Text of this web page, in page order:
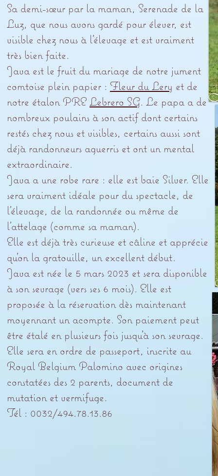
Sa demi-sœur par la maman, Serenade de la
Luz, que nous avons gardé pour élever, est
visible chez nous à l’élevage et est vraiment
très bien faite.
Java est le fruit du mariage de notre jument
comtoise plein papier : Fleur du Lery et de
notre étalon PRE Lebrero SG. Le papa a de
nombreux poulains à son actif dont certains
restés chez nous et visibles, certains aussi sont
déjà randonneurs aguerris et ont un mental
extraordinaire.
Java a une robe rare : elle est baie Silver. Elle
sera vraiment idéale pour du spectacle, de
l’élevage, de la randonnée ou même de
l’attelage (comme sa maman).
Elle est déjà très curieuse et câline et apprécie
qu’on la gratouille, un excellent début.
Java est née le 5 mars 2023 et sera disponible
à son sevrage (vers ses 6 mois). Elle est
proposée à la réservation dès maintenant
moyennant un acompte. Son paiement peut
être étalé en plusieurs fois jusqu’à son sevrage.
Elle sera en ordre de passeport, inscrite au
Royal Belgium Palomino avec origines
constatées des 2 parents, document de
mutation et vermifuge.
​Tél : 0032/494.78.13.86